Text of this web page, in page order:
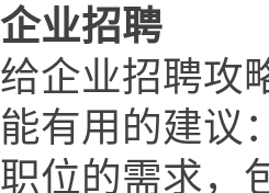
企业招聘
给企业招聘攻
能有用的建议
职位的需求，